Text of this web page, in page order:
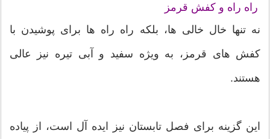
راه راه و کفش قرمز
نه تنها خال خالی ها، بلکه راه راه ها برای پوشیدن با
کفش های قرمز، به ویژه سفید و آبی تیره نیز عالی
هستند.
این گزینه برای فصل تابستان نیز ایده آل است، از پیاده